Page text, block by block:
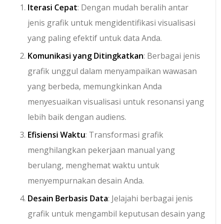
Iterasi Cepat: Dengan mudah beralih antar
jenis grafik untuk mengidentifikasi visualisasi
yang paling efektif untuk data Anda.
Komunikasi yang Ditingkatkan: Berbagai jenis
grafik unggul dalam menyampaikan wawasan
yang berbeda, memungkinkan Anda
menyesuaikan visualisasi untuk resonansi yang
lebih baik dengan audiens.
Efisiensi Waktu: Transformasi grafik
menghilangkan pekerjaan manual yang
berulang, menghemat waktu untuk
menyempurnakan desain Anda.
Desain Berbasis Data: Jelajahi berbagai jenis
grafik untuk mengambil keputusan desain yang